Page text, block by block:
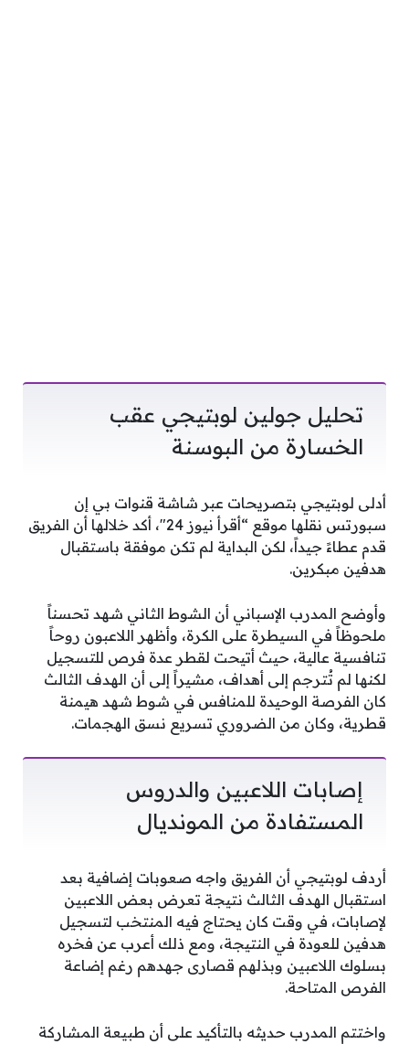
تحليل جولين لوبتيجي عقب
الخسارة من البوسنة
أدلى لوبتيجي بتصريحات عبر شاشة قنوات بي إن
سبورتس نقلها موقع “أقرأ نيوز 24″، أكد خلالها أن الفريق
قدم عطاءً جيداً، لكن البداية لم تكن موفقة باستقبال
هدفين مبكرين.
وأوضح المدرب الإسباني أن الشوط الثاني شهد تحسناً
ملحوظاً في السيطرة على الكرة، وأظهر اللاعبون روحاً
تنافسية عالية، حيث أتيحت لقطر عدة فرص للتسجيل
لكنها لم تُترجم إلى أهداف، مشيراً إلى أن الهدف الثالث
كان الفرصة الوحيدة للمنافس في شوط شهد هيمنة
قطرية، وكان من الضروري تسريع نسق الهجمات.
إصابات اللاعبين والدروس
المستفادة من المونديال
أردف لوبتيجي أن الفريق واجه صعوبات إضافية بعد
استقبال الهدف الثالث نتيجة تعرض بعض اللاعبين
لإصابات، في وقت كان يحتاج فيه المنتخب لتسجيل
هدفين للعودة في النتيجة، ومع ذلك أعرب عن فخره
بسلوك اللاعبين وبذلهم قصارى جهدهم رغم إضاعة
الفرص المتاحة.
واختتم المدرب حديثه بالتأكيد على أن طبيعة المشاركة